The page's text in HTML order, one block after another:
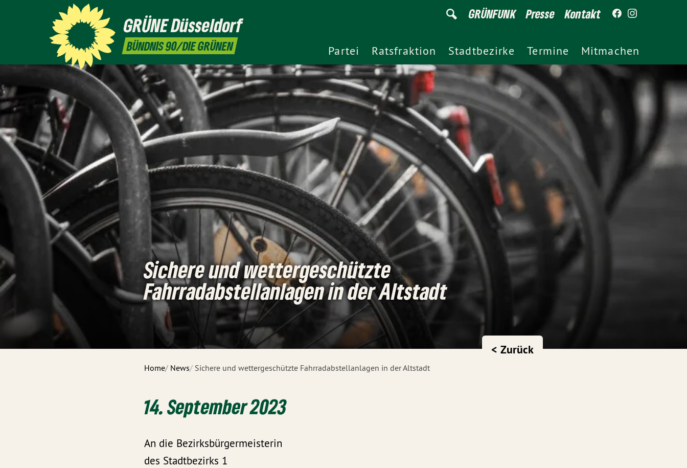
GRÜNEDüsseldorf
BÜNDNIS 90/DIE GRÜNEN
GRÜNFUNK Presse Kontakt
Partei Ratsfraktion Stadtbezirke Termine Mitmachen
Sichere und wettergeschützte
Fahrradabstellanlagen in der Altstadt
Home News Sichere und wettergeschützte Fahrradabstellanlagen in der Altstadt
< Zurück
14. September 2023
An die Bezirksbürgermeisterin
des Stadtbezirks 1